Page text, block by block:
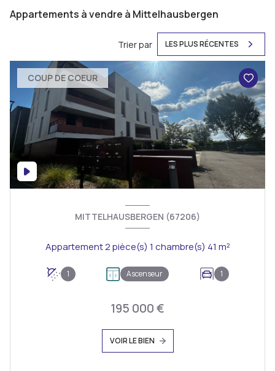
Appartements à vendre à Mittelhausbergen
Trier par LES PLUS RÉCENTES
COUP DE COEUR
MITTELHAUSBERGEN (67206)
Appartement 2 pièce(s) 1 chambre(s) 41 m²
1 Ascenseur 1
195 000 €
VOIR LE BIEN